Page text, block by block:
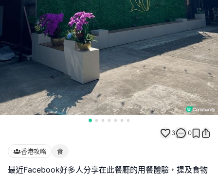
3 0
香港攻略 食
最近Facebook好多人分享在此餐廳的用餐體驗，提及食物